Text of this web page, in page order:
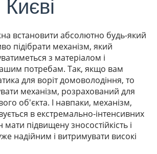
встановити абсолютно будь-який
підібрати механізм, який
з матеріалом і
потребам. Так, якщо вам
для воріт домоволодіння, то
механізм, розрахований для
об'єкта. І навпаки, механізм,
в екстремально-інтенсивних
підвищену зносостійкість і
надійним і витримувати високі